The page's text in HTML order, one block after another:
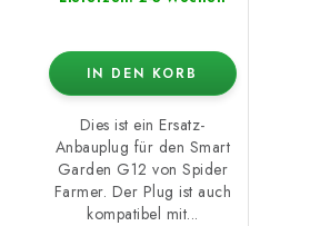
IN DEN KORB
Dies ist ein Ersatz-
Anbauplug für den Smart
Garden G12 von Spider
Farmer. Der Plug ist auch
kompatibel mit...